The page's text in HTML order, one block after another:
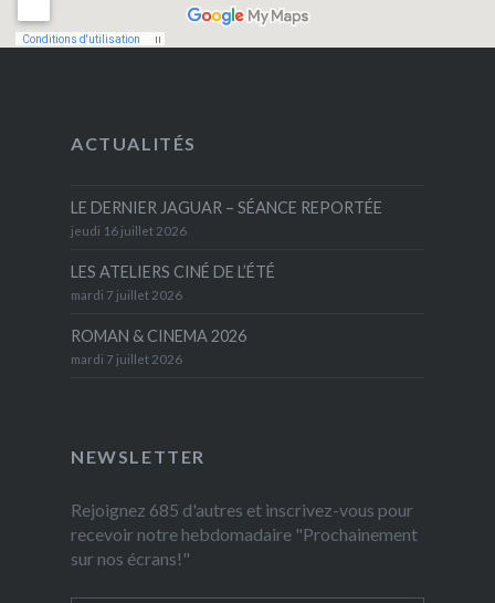
ACTUALITÉS
LE DERNIER JAGUAR – SÉANCE REPORTÉE
jeudi 16 juillet 2026
LES ATELIERS CINÉ DE L’ÉTÉ
mardi 7 juillet 2026
ROMAN & CINEMA 2026
mardi 7 juillet 2026
NEWSLETTER
Rejoignez 685 d'autres et inscrivez-vous pour
recevoir notre hebdomadaire "Prochainement
sur nos écrans!"